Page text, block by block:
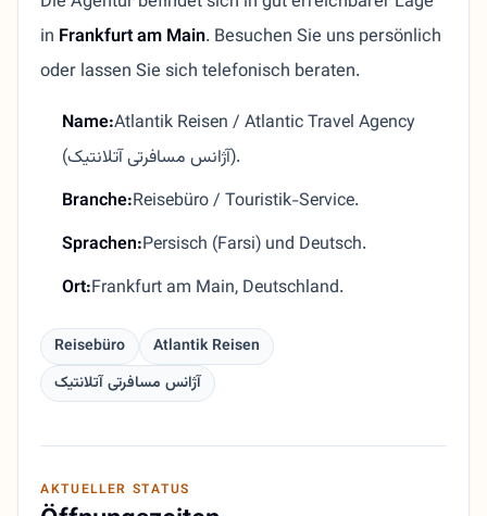
in Frankfurt am Main. Besuchen Sie uns persönlich
oder lassen Sie sich telefonisch beraten.
Name:Atlantik Reisen / Atlantic Travel Agency
(آژانس مسافرتی آتلانتیک).
Branche:Reisebüro / Touristik-Service.
Sprachen:Persisch (Farsi) und Deutsch.
Ort:Frankfurt am Main, Deutschland.
Reisebüro
Atlantik Reisen
آژانس مسافرتی آتلانتیک
AKTUELLER STATUS